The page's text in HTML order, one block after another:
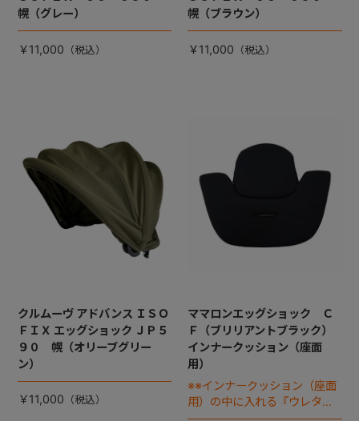
幌（グレー）
￥11,000
幌（ブラウン）
￥11,000
クルムーヴ アドバンス ＩＳＯ
ＦＩＸ エッグショック ＪＰ５
９０ 幌（オリーブグリー
ン）
￥11,000
ママロンエッグショック Ｃ
Ｆ（ブリリアントブラック）
インナークッション（座面
用）
※※インナークッション（座面
用）の中に入れる『ウレタ
ン』は別売りです